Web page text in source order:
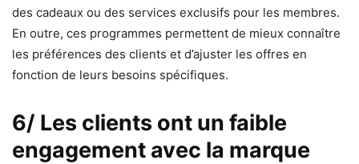
des cadeaux ou des services exclusifs pour les membres.
En outre, ces programmes permettent de mieux connaître
les préférences des clients et d’ajuster les offres en
fonction de leurs besoins spécifiques.
6/ Les clients ont un faible
engagement avec la marque